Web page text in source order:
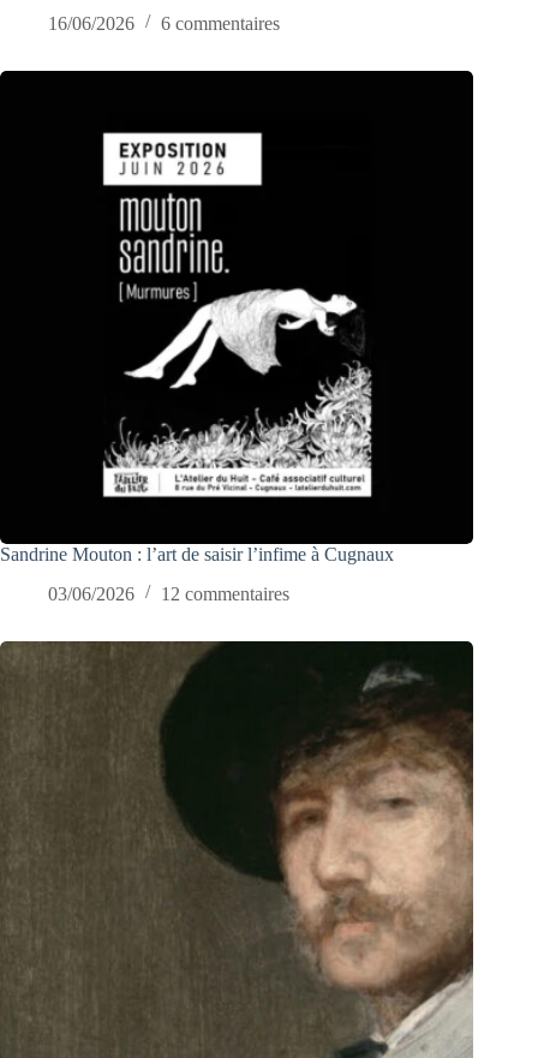
16/06/2026
6 commentaires
Sandrine Mouton : l’art de saisir l’infime à Cugnaux
03/06/2026
12 commentaires